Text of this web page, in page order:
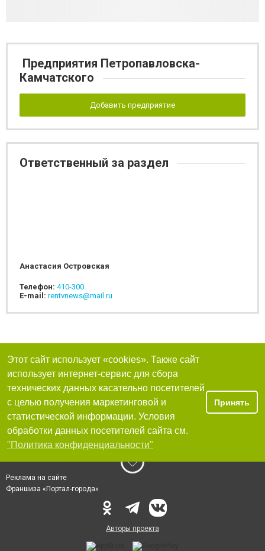
Предприятия Петропавловска-
Камчатского
Добавить предприятие
Ответственный за раздел
Анастасия Островская
Телефон: 410-300
E-mail: rentvnews@mail.ru
Этот сайт использует «cookies». Также сайт
использует интернет-сервис для сбора
технических данных касательно посетителей
с целью получения маркетинговой и
статистической информации. Условия
обработки данных посетителей сайта см.
"Политика конфиденциальности"
Принять
Реклама на сайте
Франшиза «Портал-города»
Авторы проекта